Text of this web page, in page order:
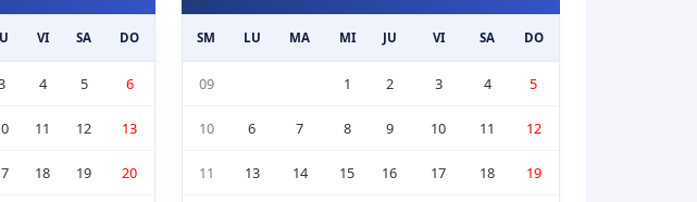
VI SA DO
4 5 6
11 12 13
18 19 20
SM LU MA MI JU VI SA DO
09 1 2 3 4 5
10 6 7 8 9 10 11 12
11 13 14 15 16 17 18 19